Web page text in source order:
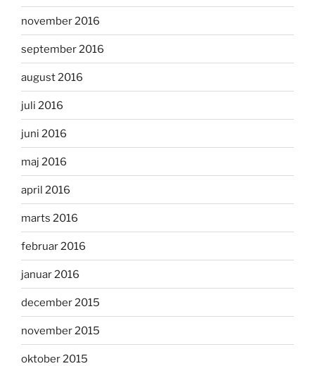
november 2016
september 2016
august 2016
juli 2016
juni 2016
maj 2016
april 2016
marts 2016
februar 2016
januar 2016
december 2015
november 2015
oktober 2015